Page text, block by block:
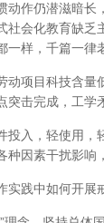
动作仍潜滋暗长
社会化教育缺乏
一样，千篇一律
动项目科技含
突击完成，工学
投入，轻使用，
种因素干扰影响
实践中如何开展